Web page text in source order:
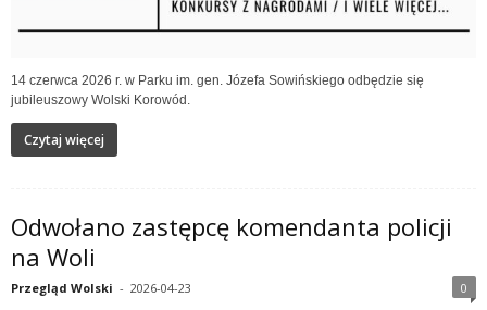
14 czerwca 2026 r. w Parku im. gen. Józefa Sowińskiego odbędzie się
jubileuszowy Wolski Korowód.
Czytaj więcej
Odwołano zastępcę komendanta policji
na Woli
Przegląd Wolski - 2026-04-23 0